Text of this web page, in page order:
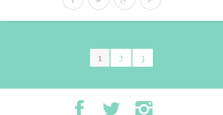
1 2 3